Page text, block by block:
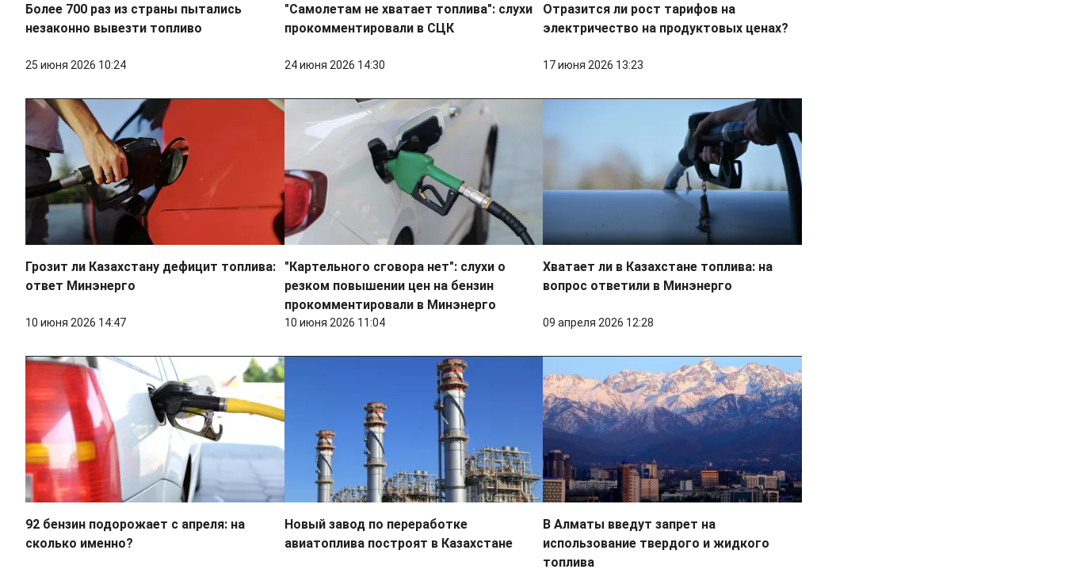
Более 700 раз из страны пытались
незаконно вывезти топливо
25 июня 2026 10:24
"Самолетам не хватает топлива": слухи
прокомментировали в СЦК
24 июня 2026 14:30
Отразится ли рост тарифов на
электричество на продуктовых ценах?
17 июня 2026 13:23
Грозит ли Казахстану дефицит топлива:
ответ Минэнерго
10 июня 2026 14:47
"Картельного сговора нет": слухи о
резком повышении цен на бензин
прокомментировали в Минэнерго
10 июня 2026 11:04
Хватает ли в Казахстане топлива: на
вопрос ответили в Минэнерго
09 апреля 2026 12:28
92 бензин подорожает с апреля: на
сколько именно?
Новый завод по переработке
авиатоплива построят в Казахстане
В Алматы введут запрет на
использование твердого и жидкого
топлива